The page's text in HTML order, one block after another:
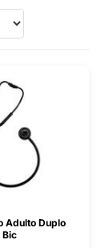
Adulto Duplo
Bic